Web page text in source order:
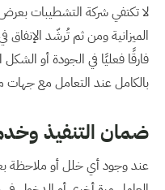
لا تكتفي شركة التشطيبات
الميزانية ومن ثم تُرشّد الإنفاق
فارقًا فعليًا في الجودة أو
بالكامل عند التعامل مع جهات
ضمان التنفيذ
عند وجود أي خلل أو ملاحظة